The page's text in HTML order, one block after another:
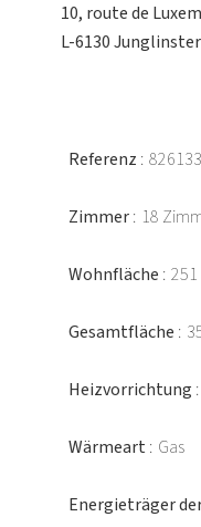
10, route de
L-6130 Junglinster
Referenz
Zimmer 18
Wohnfläche 251
Gesamtfläche
Heizvorrichtung
Wärmeart Gas
Energieträger